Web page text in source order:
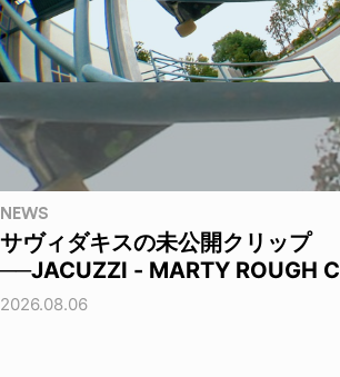
NEWS
サヴィダキスの未公開クリップ
──JACUZZI - MARTY ROUGH
2026.08.06